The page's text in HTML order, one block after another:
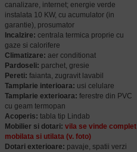
canalizare, internet; energie verde
instalata 10 KW, cu acumulator (in
garantie), prosumator
Incalzire: centrala termica proprie cu
gaze si calorifere
Climatizare: aer conditionat
Pardoseli: parchet, gresie
Pereti: faianta, zugravit lavabil
Tamplarie interioara: usi celulare
Tamplarie exterioara: ferestre din PVC
cu geam termopan
Acoperis: tabla tip Lindab
Mobilier si dotari: vila se vinde complet
mobilata si utilata (v. foto)
Dotari exterioare: pavaje, spatii verzi